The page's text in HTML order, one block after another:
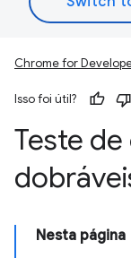
Chrome for
Isso foi útil?
Teste
Nesta página